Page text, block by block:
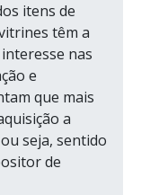
itens de
têm a
nas
e
que mais
a
seja, sentido
de